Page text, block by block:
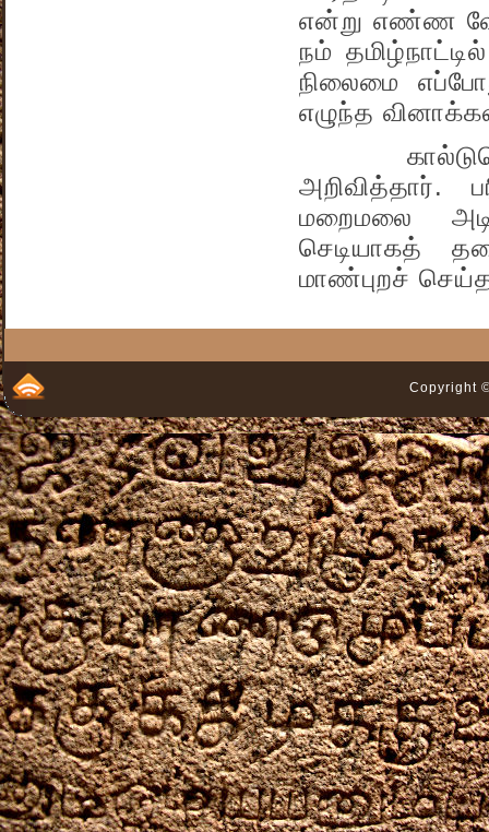
என்று எண்ண
நம்
நிலைமை
எழுந்த
கால்டுவெல்
அறிவித்தார்.
மறைமலை
செடியாகத்
மாண்புறச்
Copyright